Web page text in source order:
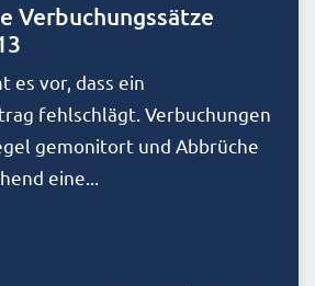
Verbuchungssätze
es vor, dass ein
fehlschlägt. Verbuchungen
gemonitort und Abbrüche
eine...